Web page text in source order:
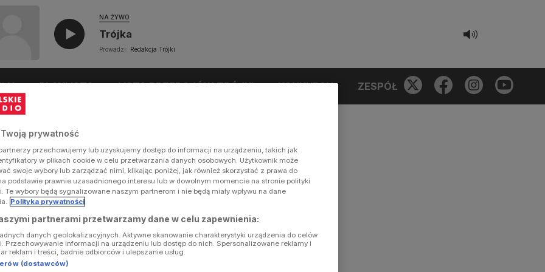
NA ŻYWO
Trójka
Prowadzi: Redakcja Trójki
PLAYLISTA LISTA PRZEBOJÓW TRÓJKI KONKURSY ZESPÓŁ
Twoją prywatność
przechowujemy lub uzyskujemy dostęp do informacji na urządzeniu, takich jak
w plikach cookie w celu przetwarzania danych osobowych. Użytkownik może
swoje wybory lub zarządzać nimi, klikając poniżej, jak również skorzystać z prawa do
podstawie prawnie uzasadnionego interesu lub w dowolnym momencie na stronie polityki
Te wybory będą sygnalizowane naszym partnerom i nie będą miały wpływu na dane
Polityka prywatności
partnerami przetwarzamy dane w celu zapewnienia:
danych geolokalizacyjnych. Aktywne skanowanie charakterystyki urządzenia do celów
Przechowywanie informacji na urządzeniu lub dostęp do nich. Spersonalizowane reklamy i
reklam i treści, badnie odbiorców i ulepszanie usług.
(dostawców)